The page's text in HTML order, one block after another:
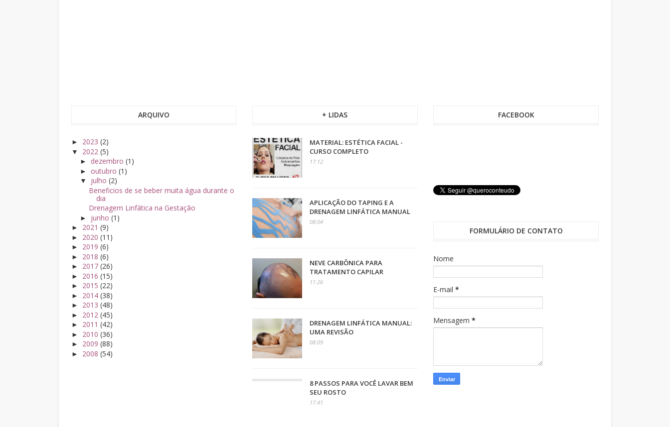
ARQUIVO
► 2023 (2)
▼ 2022 (5)
► dezembro (1)
► outubro (1)
▼ julho (2)
Beneficios de se beber muita água durante o
dia
Drenagem Linfática na Gestação
► junho (1)
► 2021 (9)
► 2020 (11)
► 2019 (6)
► 2018 (6)
► 2017 (26)
► 2016 (15)
► 2015 (22)
► 2014 (38)
► 2013 (48)
► 2012 (45)
► 2011 (42)
► 2010 (36)
► 2009 (88)
► 2008 (54)
+ LIDAS
MATERIAL: ESTÉTICA FACIAL -
CURSO COMPLETO
17:12
APLICAÇÃO DO TAPING E A
DRENAGEM LINFÁTICA MANUAL
08:04
NEVE CARBÔNICA PARA
TRATAMENTO CAPILAR
11:26
DRENAGEM LINFÁTICA MANUAL:
UMA REVISÃO
08:09
8 PASSOS PARA VOCÊ LAVAR BEM
SEU ROSTO
17:41
FACEBOOK
FORMULÁRIO DE CONTATO
Nome
E-mail*
Mensagem*